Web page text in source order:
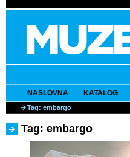
NASLOVNA KATALOG
Tag: embargo
Tag: embargo